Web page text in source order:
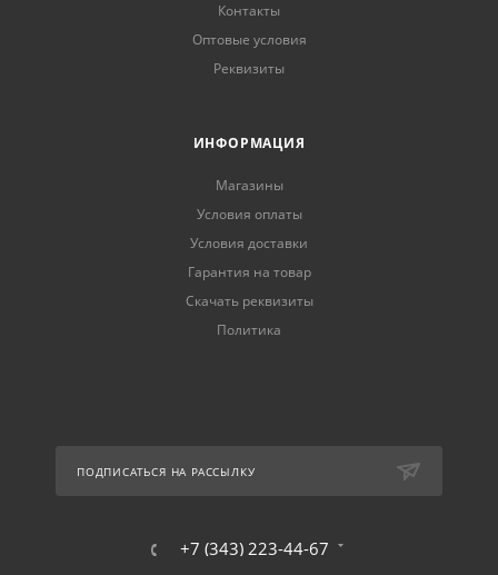
Контакты
Оптовые условия
Реквизиты
ИНФОРМАЦИЯ
Магазины
Условия оплаты
Условия доставки
Гарантия на товар
Скачать реквизиты
Политика
ПОДПИСАТЬСЯ НА РАССЫЛКУ
+7 (343) 223-44-67